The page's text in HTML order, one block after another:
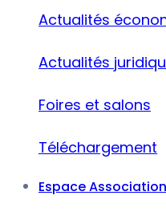
Actualités
Actualités
Foires et salons
Téléchargement
Espace